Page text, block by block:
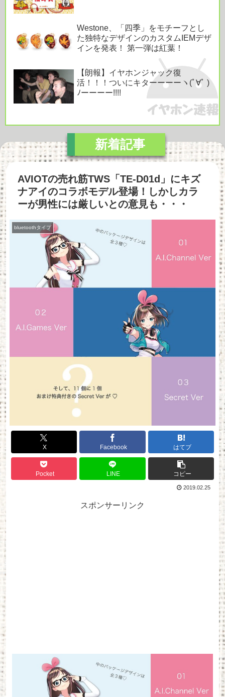
Westone、「四季」をモチーフとし
た独特なデザインのカスタムIEMデザ
インを発表！ 第一弾は紅葉！
【朗報】イヤホンジャック復
活！！！ついにキターーーーヽ(ﾟ∀ﾟ )
ﾉーーーー!!!!
AVIOTの売れ筋TWS「TE-D01d」にキズ
ナアイのコラボモデル登場！しかしカラ
ーが男性には厳しいとの意見も・・・
bluetoothタイプ
X Facebook はてブ
Pocket LINE コピー
2019.02.25
スポンサーリンク